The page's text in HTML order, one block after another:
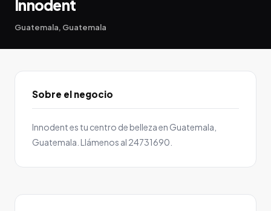
Innodent
Guatemala, Guatemala
Sobre el negocio
Innodent es tu centro de belleza en Guatemala,
Guatemala. Llámenos al 24731690.